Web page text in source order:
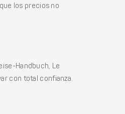
los precios no
Handbuch, Le
con total confianza.